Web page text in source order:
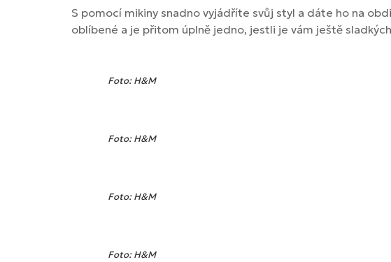
S pomocí mikiny snadno vyjádříte svůj styl a dáte ho na
oblíbené a je přitom úplně jedno, jestli je vám ještě
Foto: H&M
Foto: H&M
Foto: H&M
Foto: H&M